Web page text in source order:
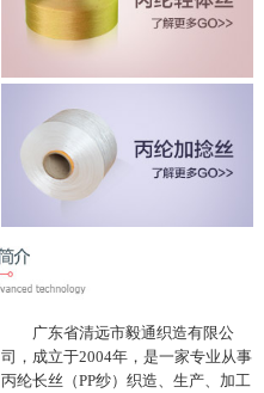
广东省清远市毅通织造有限公
司，成立于2004年，是一家专业从事
丙纶长丝（PP纱）织造、生产、加工